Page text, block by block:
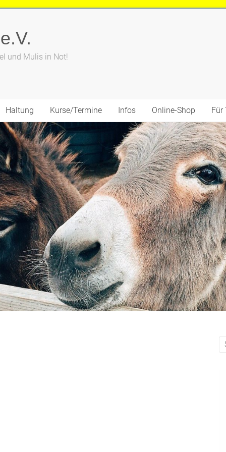
und Mulis in Not!
Haltung Kurse/Termine Infos Online-Shop Für